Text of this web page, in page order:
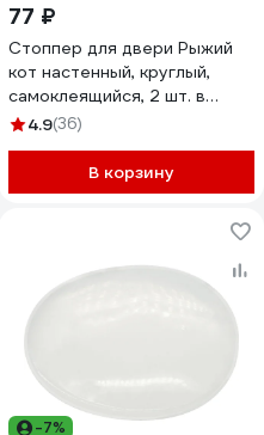
77 ₽
Стоппер для двери Рыжий
кот настенный, круглый,
самоклеящийся, 2 шт. в
наборе 103683
4.9(36)
В корзину
-7%